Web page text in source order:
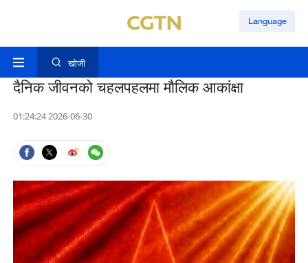
Language
खोजी
दैनिक जीवनको चहलपहलमा मौलिक आकांक्षा
01:24:24 2026-06-30